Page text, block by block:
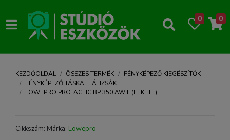
0 0
KEZDŐOLDAL ÖSSZES TERMÉK
FÉNYKÉPEZŐ KIEGÉSZÍTŐK
FÉNYKÉPEZŐ TÁSKA, HÁTIZSÁK
LOWEPRO PROTACTIC BP 350 AW II (FEKETE)
Cikkszám: Márka: Lowepro